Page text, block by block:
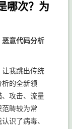
哪次？为
恶意代码分析
我跳出传统
析的全新领
攻击、流量
畴较为常
识了病毒、